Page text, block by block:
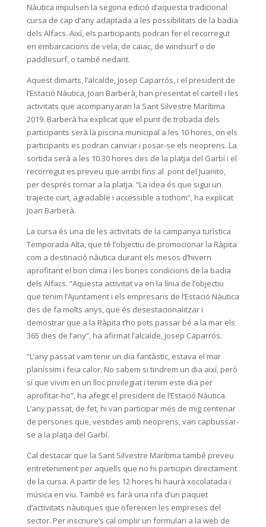
Nàutica impulsen la segona edició d’aquesta tradicional
cursa de cap d’any adaptada a les possibilitats de la badia
dels Alfacs. Així, els participants podran fer el recorregut
en embarcacions de vela, de caiac, de windsurf o de
paddlesurf, o també nedant.
Aquest dimarts, l’alcalde, Josep Caparrós, i el president de
l’Estació Nàutica, Joan Barberà, han presentat el cartell i les
activitats que acompanyaran la Sant Silvestre Marítima
2019. Barberà ha explicat que el punt de trobada dels
participants serà la piscina municipal a les 10 hores, on els
participants es podran canviar i posar-se els neoprens. La
sortida serà a les 10.30 hores des de la platja del Garbí i el
recorregut es preveu que arribi fins al pont del Juanito,
per després tornar a la platja. “La idea és que sigui un
trajecte curt, agradable i accessible a tothom”, ha explicat
Joan Barberà.
La cursa és una de les activitats de la campanya turística
Temporada Alta, que té l’objectiu de promocionar la Ràpita
com a destinació nàutica durant els mesos d’hivern
aprofitant el bon clima i les bones condicions de la badia
dels Alfacs. “Aquesta activitat va en la línia de l’objectiu
que tenim l’Ajuntament i els empresaris de l’Estació Nàutica
des de fa molts anys, que és desestacionalitzar i
demostrar que a la Ràpita t’ho pots passar bé a la mar els
365 dies de l’any”, ha afirmat l’alcalde, Josep Caparrós.
“L’any passat vam tenir un dia fantàstic, estava el mar
planíssim i feia calor. No sabem si tindrem un dia així, però
sí que vivim en un lloc privilegiat i tenim este dia per
aprofitar-ho”, ha afegit el president de l’Estació Nàutica.
L’any passat, de fet, hi van participar més de mig centenar
de persones que, vestides amb neoprens, van capbussar-
se a la platja del Garbí.
Cal destacar que la Sant Silvestre Marítima també preveu
entreteniment per aquells que no hi participin directament
de la cursa. A partir de les 12 hores hi haurà xocolatada i
música en viu. També es farà una rifa d’un paquet
d’activitats nàutiques que ofereixen les empreses del
sector. Per inscriure’s cal omplir un formulari a la web de